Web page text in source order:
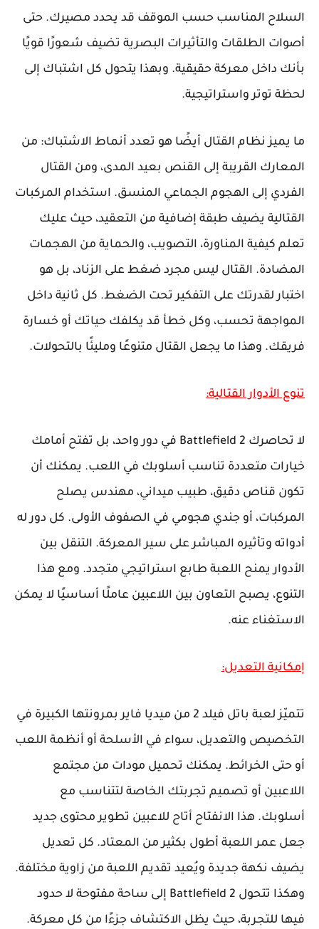
السلاح المناسب حسب الموقف قد يحدد مصيرك. حتى
أصوات الطلقات والتأثيرات البصرية تضيف شعورًا قويًا
بأنك داخل معركة حقيقية. وبهذا يتحول كل اشتباك إلى
لحظة توتر واستراتيجية.
ما يميز نظام القتال أيضًا هو تعدد أنماط الاشتباك: من
المعارك القريبة إلى القنص بعيد المدى، ومن القتال
الفردي إلى الهجوم الجماعي المنسق. استخدام المركبات
القتالية يضيف طبقة إضافية من التعقيد، حيث عليك
تعلم كيفية المناورة، التصويب، والحماية من الهجمات
المضادة. القتال ليس مجرد ضغط على الزناد، بل هو
اختبار لقدرتك على التفكير تحت الضغط. كل ثانية داخل
المواجهة تحسب، وكل خطأ قد يكلفك حياتك أو خسارة
فريقك. وهذا ما يجعل القتال متنوعًا ومليئًا بالتحولات.
تنوع الأدوار القتالية:
لا تحاصرك Battlefield 2 في دور واحد، بل تفتح أمامك
خيارات متعددة تناسب أسلوبك في اللعب. يمكنك أن
تكون قناص دقيق، طبيب ميداني، مهندس يصلح
المركبات، أو جندي هجومي في الصفوف الأولى. كل دور له
أدواته وتأثيره المباشر على سير المعركة. التنقل بين
الأدوار يمنح اللعبة طابع استراتيجي متجدد. ومع هذا
التنوع، يصبح التعاون بين اللاعبين عاملًا أساسيًا لا يمكن
الاستغناء عنه.
إمكانية التعديل:
تتميّز لعبة باتل فيلد 2 من ميديا فاير بمرونتها الكبيرة في
التخصيص والتعديل، سواء في الأسلحة أو أنظمة اللعب
أو حتى الخرائط. يمكنك تحميل مودات من مجتمع
اللاعبين أو تصميم تجربتك الخاصة لتتناسب مع
أسلوبك. هذا الانفتاح أتاح للاعبين تطوير محتوى جديد
جعل عمر اللعبة أطول بكثير من المعتاد. كل تعديل
يضيف نكهة جديدة ويُعيد تقديم اللعبة من زاوية مختلفة.
وهكذا تتحول Battlefield 2 إلى ساحة مفتوحة لا حدود
فيها للتجربة، حيث يظل الاكتشاف جزءًا من كل معركة.